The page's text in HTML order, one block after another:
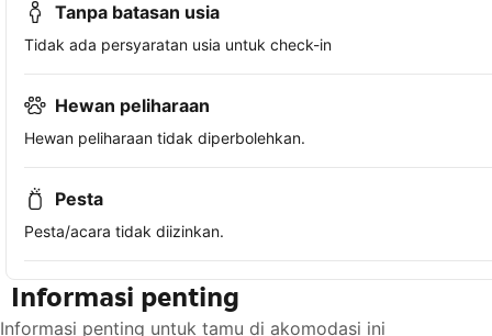
Tanpa batasan usia
Tidak ada persyaratan usia untuk check-in
Hewan peliharaan
Hewan peliharaan tidak diperbolehkan.
Pesta
Pesta/acara tidak diizinkan.
Informasi penting
Informasi penting untuk tamu di akomodasi ini